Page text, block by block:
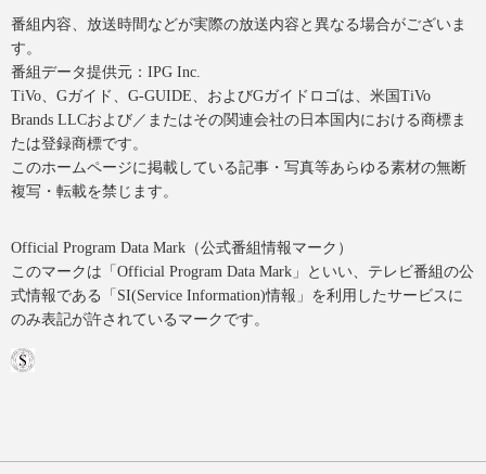
番組内容、放送時間などが実際の放送内容と異なる場合がございま
す。
番組データ提供元：IPG Inc.
TiVo、Gガイド、G-GUIDE、およびGガイドロゴは、米国TiVo
Brands LLCおよび／またはその関連会社の日本国内における商標ま
たは登録商標です。
このホームページに掲載している記事・写真等あらゆる素材の無断
複写・転載を禁じます。
Official Program Data Mark（公式番組情報マーク）
このマークは「Official Program Data Mark」といい、テレビ番組の公
式情報である「SI(Service Information)情報」を利用したサービスに
のみ表記が許されているマークです。